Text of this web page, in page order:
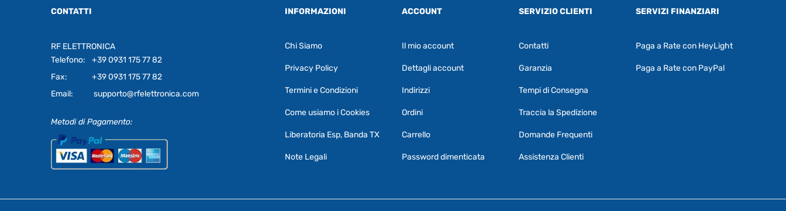
CONTATTI
RF ELETTRONICA
Telefono:
+39 0931 175 77 82
Fax:
+39 0931 175 77 82
Email:
supporto@rfelettronica.com
Metodi di Pagamento:
INFORMAZIONI
Chi Siamo
Privacy Policy
Termini e Condizioni
Come usiamo i Cookies
Liberatoria Esp, Banda TX
Note Legali
ACCOUNT
Il mio account
Dettagli account
Indirizzi
Ordini
Carrello
Password dimenticata
SERVIZIO CLIENTI
Contatti
Garanzia
Tempi di Consegna
Traccia la Spedizione
Domande Frequenti
Assistenza Clienti
SERVIZI FINANZIARI
Paga a Rate con HeyLight
Paga a Rate con PayPal
RF Assist
Puoi chiedermi informazioni generali o
specifiche su certi prodotti.
prodotto